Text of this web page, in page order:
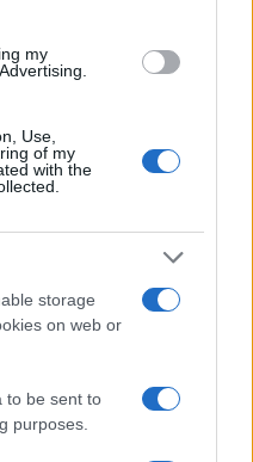
its third-party tags to
my
Use,
of my
with the
storage
on web or
to be sent to
purposes.
gli arrivi in Europa e
Culture